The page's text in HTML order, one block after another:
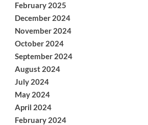
February 2025
December 2024
November 2024
October 2024
September 2024
August 2024
July 2024
May 2024
April 2024
February 2024